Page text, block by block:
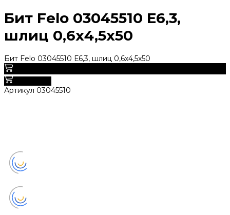
Бит Felo 03045510 Е6,3,
шлиц 0,6х4,5х50
Бит Felo 03045510 Е6,3, шлиц 0,6х4,5х50
Артикул 03045510